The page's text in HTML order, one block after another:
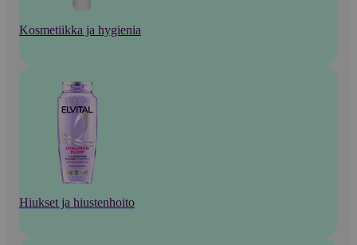
Kosmetiikka ja hygienia
Hiukset ja hiustenhoito